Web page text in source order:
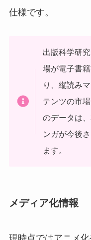
仕様です。
出版科学研
場が電子書
り、縦読み
テンツの市
のデータは
ンガが今後
ます。
メディア化情報
現時点ではアニメ